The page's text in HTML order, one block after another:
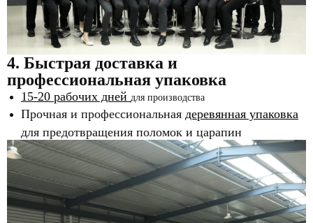
4. Быстрая доставка и
профессиональная упаковка
15-20 рабочих дней для производства
Прочная и профессиональная деревянная упаковка
для предотвращения поломок и царапин